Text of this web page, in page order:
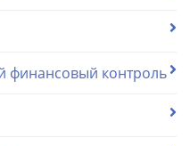
финансовый контроль